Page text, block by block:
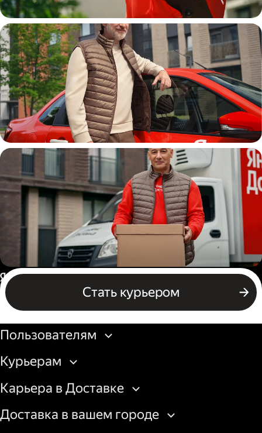
Пеший курьер
Автокурьер
Водитель грузового авто
Стать курьером
Россия
Бизнесу
Пользователям
Курьерам
Карьера в Доставке
Доставка в вашем городе